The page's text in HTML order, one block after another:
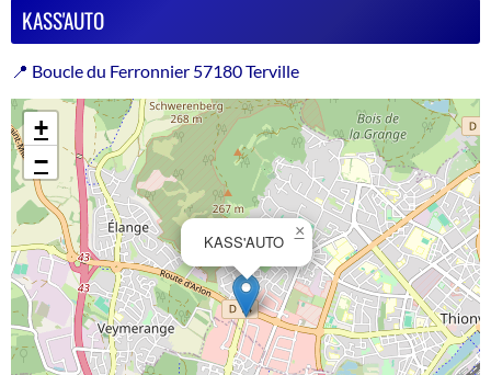
KASS'AUTO
📍 Boucle du Ferronnier 57180 Terville
KASS'AUTO
×
+
−